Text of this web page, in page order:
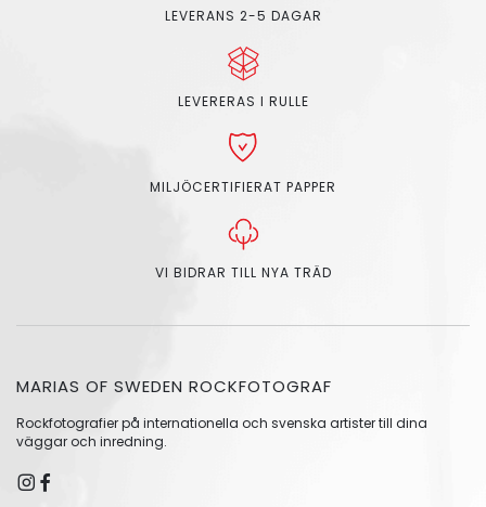
LEVERANS 2-5 DAGAR
LEVERERAS I RULLE
MILJÖCERTIFIERAT PAPPER
VI BIDRAR TILL NYA TRÄD
MARIAS OF SWEDEN ROCKFOTOGRAF
Rockfotografier på internationella och svenska artister till dina
väggar och inredning.